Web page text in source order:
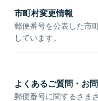
市町村変更情報
郵便番号を公表した市
しています。
よくあるご質問・お
郵便番号に関するさま